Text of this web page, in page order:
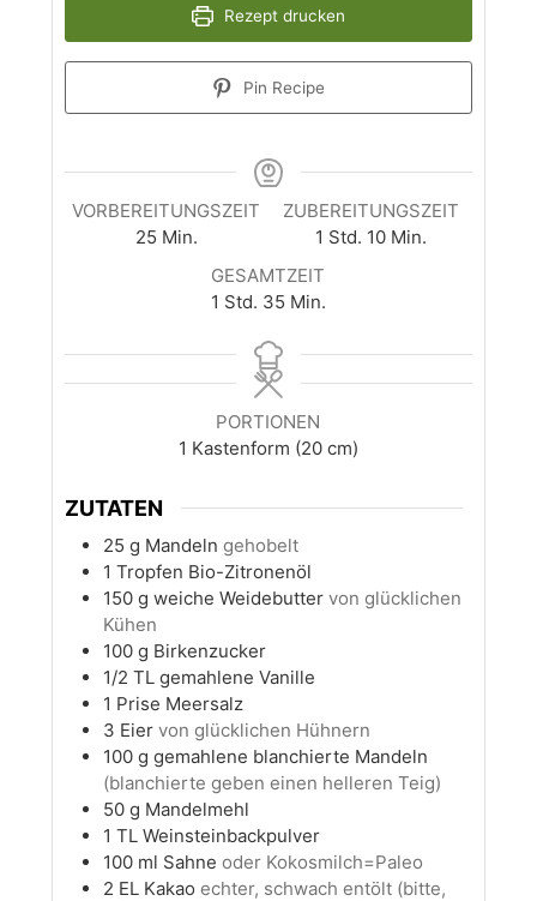
Rezept drucken
Pin Recipe
VORBEREITUNGSZEIT
25Minuten
Min.
ZUBEREITUNGSZEIT
1 Stunde
Std. 10Minuten
Min.
GESAMTZEIT
1 Stunde
Std. 35Minuten
Min.
PORTIONEN
1 Kastenform (20 cm)
ZUTATEN
25 g Mandeln gehobelt
1 Tropfen Bio-Zitronenöl
150 g weiche Weidebutter von glücklichen
Kühen
100 g Birkenzucker
1/2 TL gemahlene Vanille
1 Prise Meersalz
3 Eier von glücklichen Hühnern
100 g gemahlene blanchierte Mandeln
(blanchierte geben einen helleren Teig)
50 g Mandelmehl
1 TL Weinsteinbackpulver
100 ml Sahne oder Kokosmilch=Paleo
2 EL Kakao echter, schwach entölt (bitte,